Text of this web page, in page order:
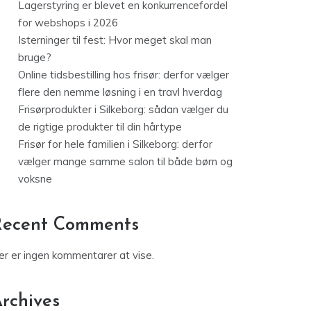
Lagerstyring er blevet en konkurrencefordel
for webshops i 2026
Isterninger til fest: Hvor meget skal man
bruge?
Online tidsbestilling hos frisør: derfor vælger
flere den nemme løsning i en travl hverdag
Frisørprodukter i Silkeborg: sådan vælger du
de rigtige produkter til din hårtype
Frisør for hele familien i Silkeborg: derfor
vælger mange samme salon til både børn og
voksne
Comments
er ingen kommentarer at vise.